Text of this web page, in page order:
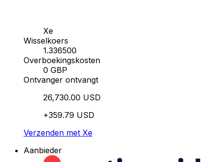
Xe
Wisselkoers
1.336500
Overboekingskosten
0 GBP
Ontvanger ontvangt
26,730.00 USD
+359.79 USD
Verzenden met Xe
Aanbieder